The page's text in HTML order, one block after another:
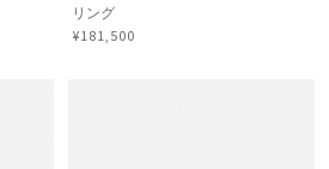
リング
¥181,500